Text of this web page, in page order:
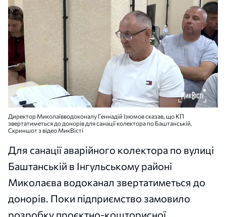
Директор Миколаївводоконалу Геннадій Ізюмов сказав, що КП
звертатиметься до донорів для санації колектора по Баштанській.
Скриншот з відео МикВісті
Для санації аварійного колектора по вулиці
Баштанській в Інгульському районі
Миколаєва водоканал звертатиметься до
донорів. Поки підприємство замовило
розробку проєктно-кошторисної